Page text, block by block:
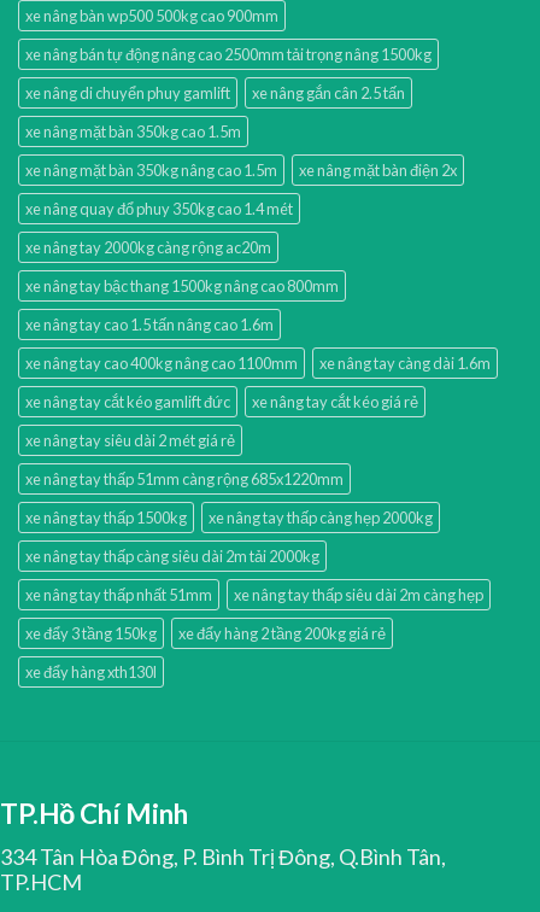
xe nâng bàn wp500 500kg cao 900mm
xe nâng bán tự động nâng cao 2500mm tải trọng nâng 1500kg
xe nâng di chuyển phuy gamlift
xe nâng gắn cân 2.5 tấn
xe nâng mặt bàn 350kg cao 1.5m
xe nâng mặt bàn 350kg nâng cao 1.5m
xe nâng mặt bàn điện 2x
xe nâng quay đổ phuy 350kg cao 1.4 mét
xe nâng tay 2000kg càng rộng ac20m
xe nâng tay bậc thang 1500kg nâng cao 800mm
xe nâng tay cao 1.5 tấn nâng cao 1.6m
xe nâng tay cao 400kg nâng cao 1100mm
xe nâng tay càng dài 1.6m
xe nâng tay cắt kéo gamlift đức
xe nâng tay cắt kéo giá rẻ
xe nâng tay siêu dài 2 mét giá rẻ
xe nâng tay thấp 51mm càng rộng 685x1220mm
xe nâng tay thấp 1500kg
xe nâng tay thấp càng hẹp 2000kg
xe nâng tay thấp càng siêu dài 2m tải 2000kg
xe nâng tay thấp nhất 51mm
xe nâng tay thấp siêu dài 2m càng hẹp
xe đẩy 3 tầng 150kg
xe đẩy hàng 2 tầng 200kg giá rẻ
xe đẩy hàng xth130l
TP.Hồ Chí Minh
334 Tân Hòa Đông, P. Bình Trị Đông, Q.Bình Tân,
TP.HCM